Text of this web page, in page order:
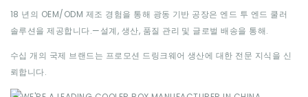
18 년의 OEM/ODM 제조 경험을 통해 광동 기반 공장은 엔드 투 엔드 쿨러
솔루션을 제공합니다.—설계, 생산, 품질 관리 및 글로벌 배송을 통해.
수십 개의 국제 브랜드는 프로모션 드링크웨어 생산에 대한 전문 지식을 신
뢰합니다.